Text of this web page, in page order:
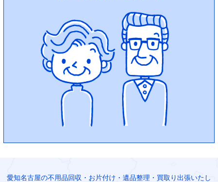
愛知名古屋の不用品回収・お片付け・遺品整理・買取り出張いたし